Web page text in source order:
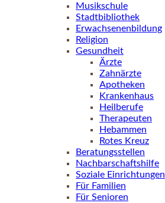
Musikschule
Stadtbibliothek
Erwachsenenbildung
Religion
Gesundheit
Ärzte
Zahnärzte
Apotheken
Krankenhaus
Heilberufe
Therapeuten
Hebammen
Rotes Kreuz
Beratungsstellen
Nachbarschaftshilfe
Soziale Einrichtungen
Für Familien
Für Senioren